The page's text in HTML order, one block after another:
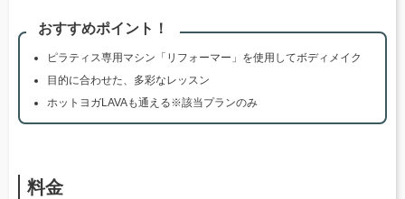
おすすめポイント！
ピラティス専用マシン「リフォーマー」を使用してボディメイク
目的に合わせた、多彩なレッスン
ホットヨガLAVAも通える※該当プランのみ
料金